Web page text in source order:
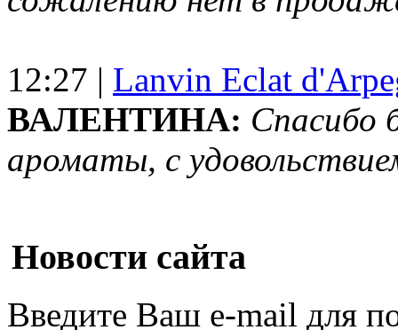
12:27 | Lanvin Eclat
ВАЛЕНТИНА: Спасибо
ароматы, с
Новости сайта
Введите Ваш e-mail для